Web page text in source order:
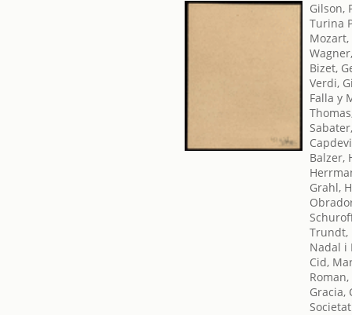
Gilson,
Turina
Bizet,
Verdi,
Falla y
Balzer,
Grahl,
Trundt,
Nadal i
Cid,
Gracia,